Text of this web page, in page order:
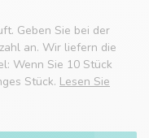
Geben Sie bei der
an. Wir liefern die
Wenn Sie 10 Stück
Stück. Lesen Sie